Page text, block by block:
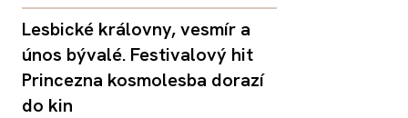
Lesbické královny, vesmír a
únos bývalé. Festivalový hit
Princezna kosmolesba dorazí
do kin